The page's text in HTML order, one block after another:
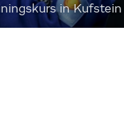
in Kufstein